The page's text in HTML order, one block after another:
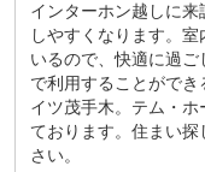
インターホン越しに
しやすくなります。
いるので、快適に過
で利用することがで
イツ茂手木。テム・
ております。住まい
さい。